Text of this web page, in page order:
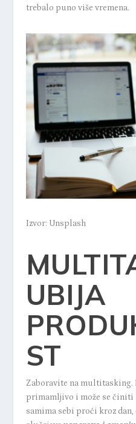
trebalo puno više vremena.
Izvor: Unsplash
UBIJA
ST
Zaboravite na multitasking.
primamljivo i može se činiti
samima sebi proći kroz